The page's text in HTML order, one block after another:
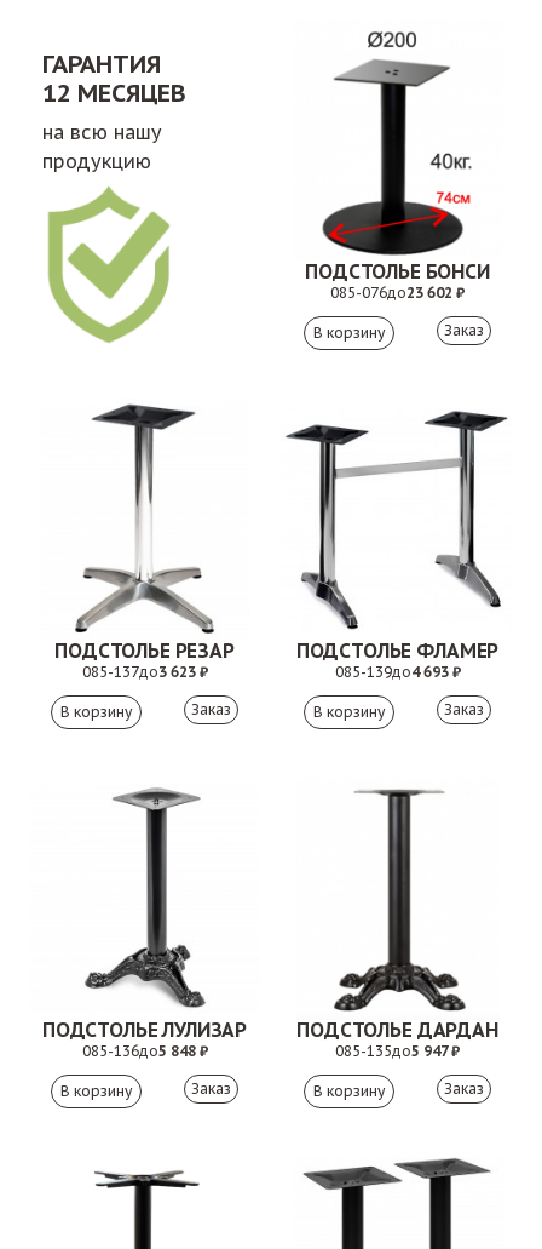
ГАРАНТИЯ
12 МЕСЯЦЕВ
на всю нашу
продукцию
ПОДСТОЛЬЕ БОНСИ
085-076до23 602 ₽
Заказ
ПОДСТОЛЬЕ РЕЗАР
085-137до3 623 ₽
Заказ
ПОДСТОЛЬЕ ФЛАМЕР
085-139до4 693 ₽
Заказ
ПОДСТОЛЬЕ ЛУЛИЗАР
085-136до5 848 ₽
Заказ
ПОДСТОЛЬЕ ДАРДАН
085-135до5 947 ₽
Заказ